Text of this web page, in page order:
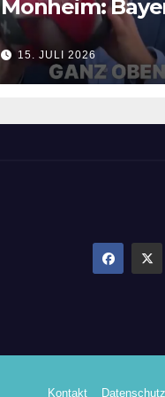
Monheim:
Campus –
Gemeinsam
15. JULI 2026
Kontakt Datenschutz